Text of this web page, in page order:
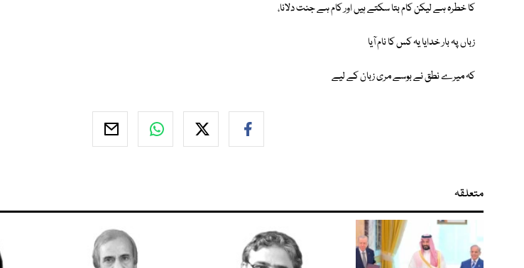
کا خطرہ ہے لیکن کام بتا سکتے ہیں اور کام ہے جنت دلانا،
زباں پہ بار خدایا یہ کس کا نام آیا
کہ میرے نطق نے بوسے مری زبان کے لیے
متعلقہ